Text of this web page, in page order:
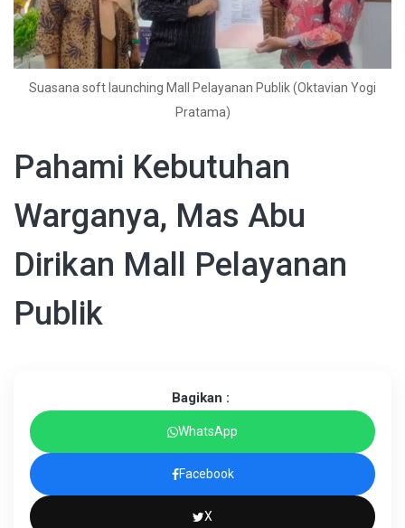
Suasana soft launching Mall Pelayanan Publik (Oktavian Yogi
Pratama)
Pahami Kebutuhan
Warganya, Mas Abu
Dirikan Mall Pelayanan
Publik
Bagikan :
WhatsApp
Facebook
X